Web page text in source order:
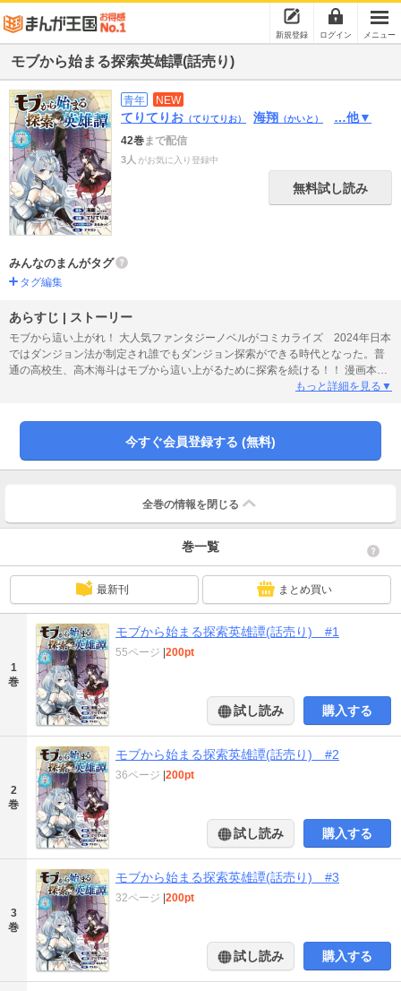
新規登録 ログイン メニュー
モブから始まる探索英雄譚(話売り)
青年 NEW
てりてりお （てりてりお） 海翔 （かいと） …他▼
42巻まで配信
3人 がお気に入り登録中
無料試し読み
みんなのまんがタグ
タグ編集
あらすじ | ストーリー
モブから這い上がれ！ 大人気ファンタジーノベルがコミカライズ 2024年日本
ではダンジョン法が制定され誰でもダンジョン探索ができる時代となった。普
通の高校生、高木海斗はモブから這い上がるために探索を続ける！！ 漫画本編
は電子雑誌「どこでもヤングチャンピオン」で絶賛連載中！もっと詳細を見る▼
今すぐ会員登録する (無料)
全巻の情報を 閉じる
巻一覧
最新刊 まとめ買い
1
巻
モブから始まる探索英雄譚(話売り) #1
55ページ |200pt
試し読み 購入する
2
巻
モブから始まる探索英雄譚(話売り) #2
36ページ |200pt
試し読み 購入する
3
巻
モブから始まる探索英雄譚(話売り) #3
32ページ |200pt
試し読み 購入する